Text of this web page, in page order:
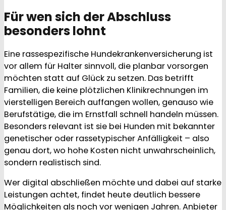
Für wen sich der Abschluss
besonders lohnt
Eine rassespezifische Hundekrankenversicherung ist
vor allem für Halter sinnvoll, die planbar vorsorgen
möchten statt auf Glück zu setzen. Das betrifft
Familien, die keine plötzlichen Klinikrechnungen im
vierstelligen Bereich auffangen wollen, genauso wie
Berufstätige, die im Ernstfall schnell handeln müssen.
Besonders relevant ist sie bei Hunden mit bekannter
genetischer oder rassetypischer Anfälligkeit – also
genau dort, wo hohe Kosten nicht unwahrscheinlich,
sondern realistisch sind.
Wer digital abschließen möchte und dabei auf starke
Leistungen achtet, findet heute deutlich bessere
Möglichkeiten als noch vor wenigen Jahren. Anbieter